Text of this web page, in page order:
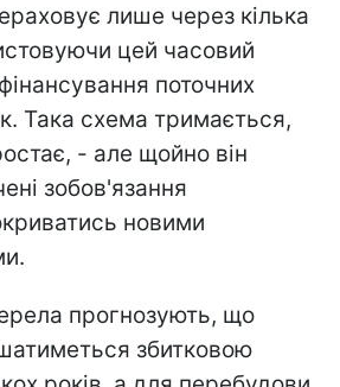
лише через кілька
цей часовий
поточних
Така схема тримається,
- але щойно він
зобов'язання
новими
прогнозують, що
збитковою